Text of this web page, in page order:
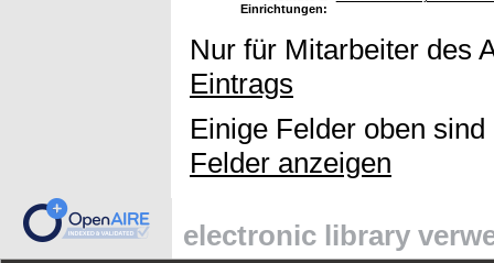
Einrichtungen:
Nur für Mitarbeiter des
Eintrags
Einige Felder oben
Felder anzeigen
electronic library